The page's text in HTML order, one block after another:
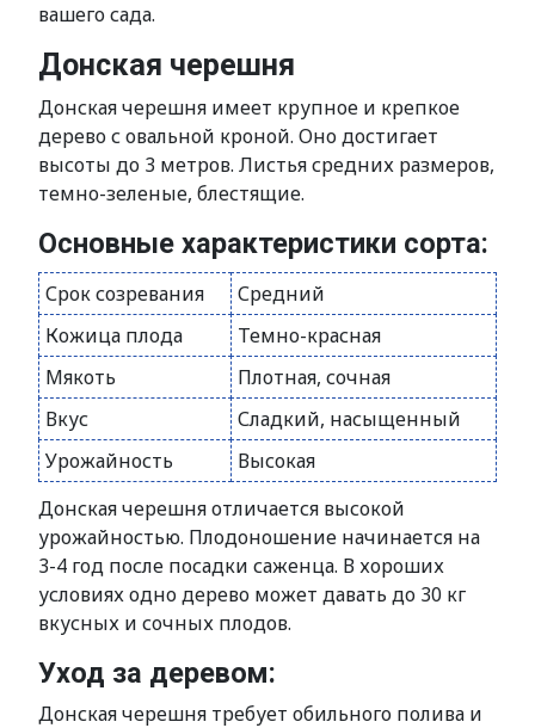
вашего сада.
Донская черешня
Донская черешня имеет крупное и крепкое
дерево с овальной кроной. Оно достигает
высоты до 3 метров. Листья средних размеров,
темно-зеленые, блестящие.
Основные характеристики сорта:
Срок созревания
Средний
Кожица плода
Темно-красная
Мякоть
Плотная, сочная
Вкус
Сладкий, насыщенный
Урожайность
Высокая
Донская черешня отличается высокой
урожайностью. Плодоношение начинается на
3-4 год после посадки саженца. В хороших
условиях одно дерево может давать до 30 кг
вкусных и сочных плодов.
Уход за деревом:
Донская черешня требует обильного полива и